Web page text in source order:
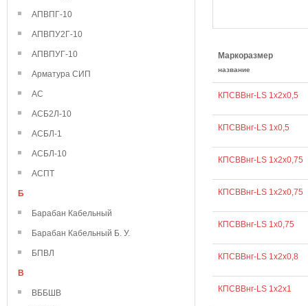
АПВПГ-10
АПВПУ2Г-10
АПВПУГ-10
Арматура СИП
АС
АСБ2Л-10
АСБЛ-1
АСБЛ-10
АСПТ
Б
Барабан Кабельный
Барабан Кабельный Б. У.
БПВЛ
В
ВББШВ
Маркоразмер
название
КПСВВнг-LS 1х2х0,5
КПСВВнг-LS 1х0,5
КПСВВнг-LS 1x2x0,75
КПСВВнг-LS 1х2х0,75
КПСВВнг-LS 1х0,75
КПСВВнг-LS 1х2х0,8
КПСВВнг-LS 1х2х1